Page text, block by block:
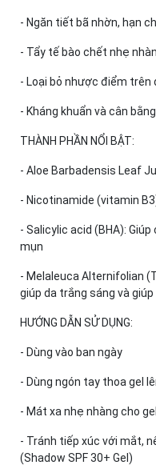
- Ngăn tiết bã nhờn, hạn
- Tẩy tế bào chết nhẹ
- Loại bỏ nhược điểm trên
- Kháng khuẩn và cân
THÀNH PHẦN NỔI BẬT:
- Aloe Barbadensis Leaf
- Nicotinamide (vitamin
- Salicylic acid (BHA):
mụn
- Melaleuca Alternifolian
giúp da trắng sáng và
HƯỚNG DẪN SỬ DỤNG:
- Dùng vào ban ngày
- Dùng ngón tay thoa gel
- Mát xa nhẹ nhàng cho
- Tránh tiếp xúc với mắt,
(Shadow SPF 30+ Gel)